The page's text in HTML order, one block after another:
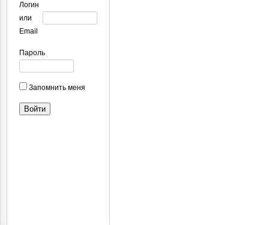
Логин
или
Email
Пароль
Запомнить меня